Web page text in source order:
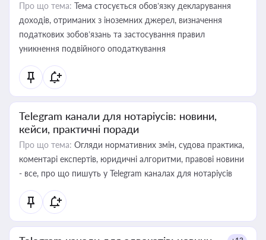
Про що тема: Тема стосується обов’язку декларування
доходів, отриманих з іноземних джерел, визначення
податкових зобов’язань та застосування правил
уникнення подвійного оподаткування
Telegram канали для нотаріусів: новини,
кейси, практичні поради
Про що тема: Огляди нормативних змін, судова практика,
коментарі експертів, юридичні алгоритми, правові новини
- все, про що пишуть у Telegram каналах для нотаріусів